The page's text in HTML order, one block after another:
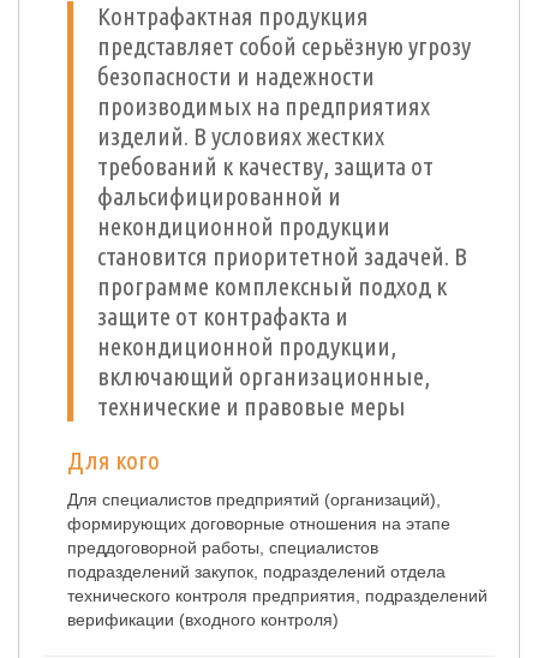
Контрафактная продукция
представляет собой серьёзную угрозу
безопасности и надежности
производимых на предприятиях
изделий. В условиях жестких
требований к качеству, защита от
фальсифицированной и
некондиционной продукции
становится приоритетной задачей. В
программе комплексный подход к
защите от контрафакта и
некондиционной продукции,
включающий организационные,
технические и правовые меры
Для кого
Для специалистов предприятий (организаций),
формирующих договорные отношения на этапе
преддоговорной работы, специалистов
подразделений закупок, подразделений отдела
технического контроля предприятия, подразделений
верификации (входного контроля)